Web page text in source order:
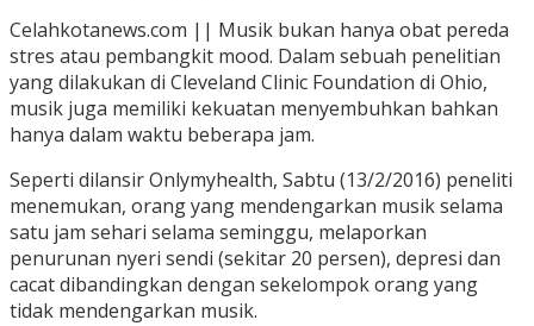
Celahkotanews.com || Musik bukan hanya obat pereda
stres atau pembangkit mood. Dalam sebuah penelitian
yang dilakukan di Cleveland Clinic Foundation di Ohio,
musik juga memiliki kekuatan menyembuhkan bahkan
hanya dalam waktu beberapa jam.
Seperti dilansir Onlymyhealth, Sabtu (13/2/2016) peneliti
menemukan, orang yang mendengarkan musik selama
satu jam sehari selama seminggu, melaporkan
penurunan nyeri sendi (sekitar 20 persen), depresi dan
cacat dibandingkan dengan sekelompok orang yang
tidak mendengarkan musik.